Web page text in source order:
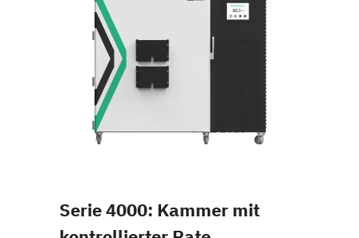
Serie 4000: Kammer mit